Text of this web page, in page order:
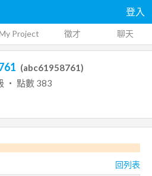
登入
Project 徵才 聊天
(abc61958761)
‧ 點數 383
回列表